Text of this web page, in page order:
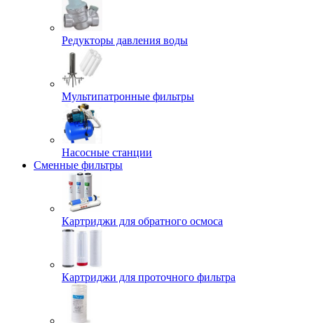
Редукторы давления воды
Мультипатронные фильтры
Насосные станции
Сменные фильтры
Картриджи для обратного осмоса
Картриджи для проточного фильтра